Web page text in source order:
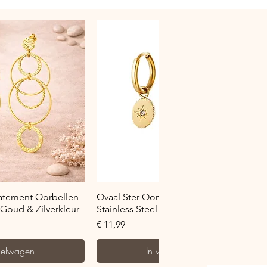
Oorbellen
& Zilverkleur
Snel overzicht
Ovaal Ster Oorringetje met Zirkonia -
Stainless Steel - Goud & Zilverkleur
Prijs
€ 11,99
In winkelwagen